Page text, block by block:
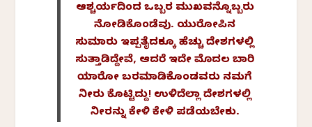
ಆಶ್ಚರ್ಯದಿಂದ ಒಬ್ಬರ ಮುಖವನ್ನೊಬ್ಬರು
ನೋಡಿಕೊಂಡೆವು. ಯುರೋಪಿನ
ಸುಮಾರು ಇಪ್ಪತೈದಕ್ಕೂ ಹೆಚ್ಚು ದೇಶಗಳಲ್ಲಿ
ಸುತ್ತಾಡಿದ್ದೇವೆ, ಆದರೆ ಇದೇ ಮೊದಲ ಬಾರಿ
ಯಾರೋ ಬರಮಾಡಿಕೊಂಡವರು ನಮಗೆ
ನೀರು ಕೊಟ್ಟಿದ್ದು! ಉಳಿದೆಲ್ಲಾ ದೇಶಗಳಲ್ಲಿ
ನೀರನ್ನು ಕೇಳಿ ಕೇಳಿ ಪಡೆಯಬೇಕು.